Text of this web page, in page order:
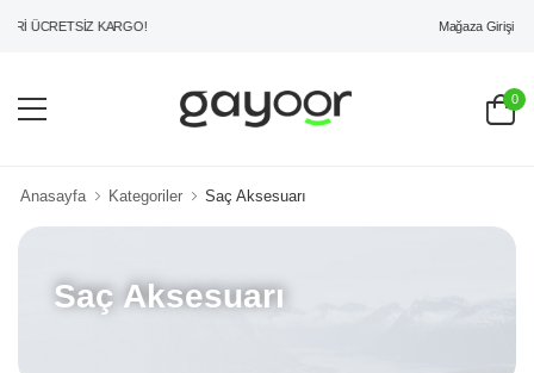
ÜCRETSİZ KARGO! Mağaza Girişi
0
Anasayfa Kategoriler Saç Aksesuarı
Saç Aksesuarı